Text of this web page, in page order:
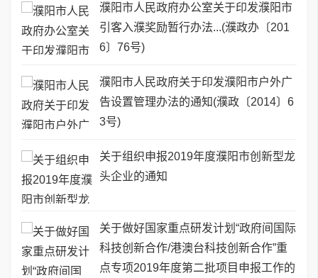
濮阳市人民政府办公室关于印发濮阳市
引客入濮奖励暂行办法...(濮政办〔201
6〕76号)
濮阳市人民政府关于印发濮阳市户外广
告设置管理办法的通知(濮政〔2014〕6
3号)
关于组织申报2019年度濮阳市创新型龙
头企业的通知
关于做好国家重点研发计划“政府间国际
科技创新合作/港澳台科技创新合作”重
点专项2019年度第二批项目申报工作的